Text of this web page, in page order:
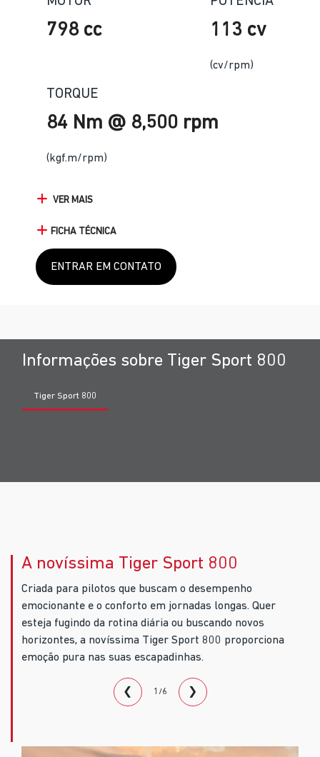
798 cc 113 cv
(cv/rpm)
TORQUE
84 Nm @ 8,500 rpm
(kgf.m/rpm)
VER MAIS
FICHA TÉCNICA
ENTRAR EM CONTATO
Informações sobre Tiger Sport 800
Tiger Sport 800
A novíssima Tiger Sport 800
Criada para pilotos que buscam o desempenho
emocionante e o conforto em jornadas longas. Quer
esteja fugindo da rotina diária ou buscando novos
horizontes, a novíssima Tiger Sport 800 proporciona
emoção pura nas suas escapadinhas.
❮ 1/6 ❯